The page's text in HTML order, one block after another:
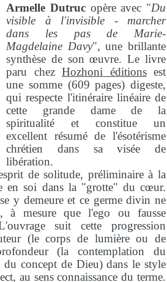
Armelle Dutrucopère avec "Du
visible à l'invisible - marcher
dans les pas de Marie-
Magdelaine Davy", une brillante
synthèse de son œuvre. Le livre
paru chezHozhoni éditionsest
une somme (609 pages) digeste,
qui respecte l'itinéraire linéaire de
cette grande dame de la
spiritualité et constitue un
excellent résumé de l'ésotérisme
chrétien dans sa visée de
libération.
de solitude, préliminaire à la
en soi dans la "grotte" du cœur.
y demeure et ce germe divin ne
à mesure que l'ego ou fausse
suit cette progression
(le corps de lumière ou de
(la contemplation du
concept de Dieu) dans le style
au sens connaissance du terme.